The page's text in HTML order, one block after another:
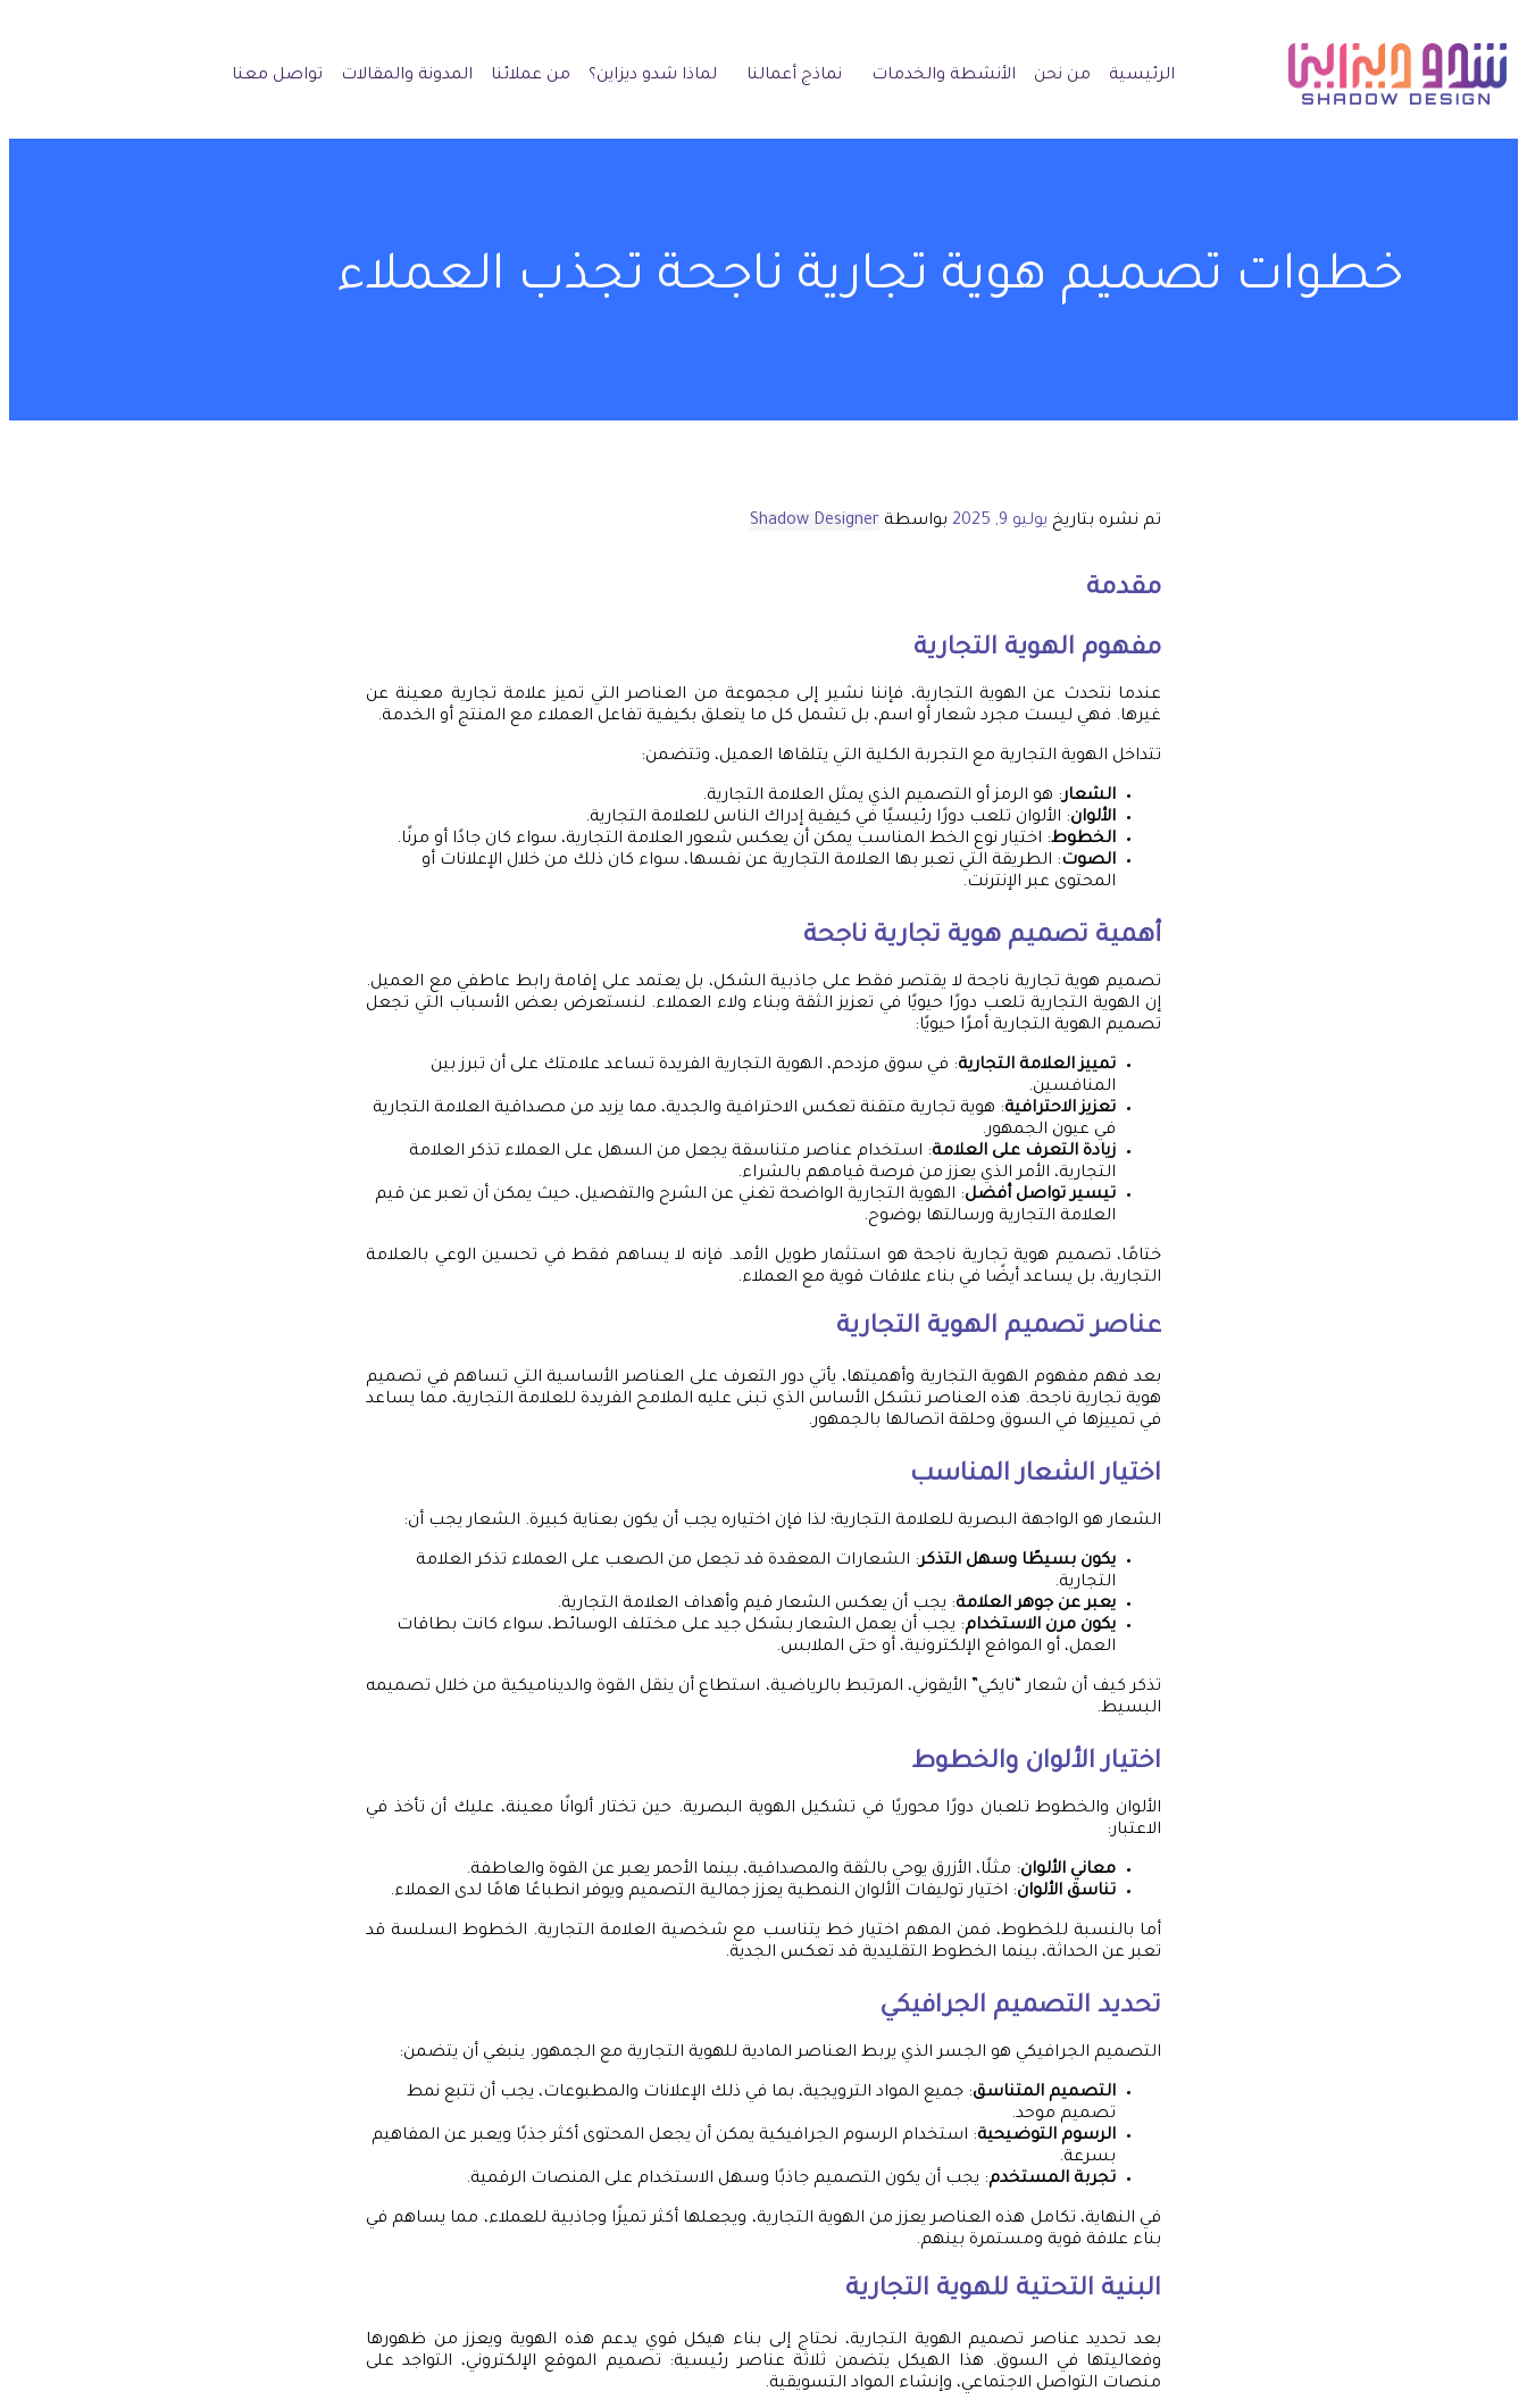
الرئيسية من نحن الأنشطة والخدمات نماذج أعمالنا لماذا شدو ديزاين؟ من عملائنا المدونة والمقالات تواصل معنا
خطوات تصميم هوية تجارية ناجحة تجذب العملاء
تم نشره بتاريخ يوليو 9, 2025 بواسطة Shadow Designer
مقدمة
مفهوم الهوية التجارية
عندما نتحدث عن الهوية التجارية، فإننا نشير إلى مجموعة من العناصر التي تميز علامة تجارية معينة عن
غيرها. فهي ليست مجرد شعار أو اسم، بل تشمل كل ما يتعلق بكيفية تفاعل العملاء مع المنتج أو الخدمة.
تتداخل الهوية التجارية مع التجربة الكلية التي يتلقاها العميل، وتتضمن:
الشعار: هو الرمز أو التصميم الذي يمثل العلامة التجارية.
الألوان: الألوان تلعب دورًا رئيسيًا في كيفية إدراك الناس للعلامة التجارية.
الخطوط: اختيار نوع الخط المناسب يمكن أن يعكس شعور العلامة التجارية، سواء كان جادًا أو مرنًا.
الصوت: الطريقة التي تعبر بها العلامة التجارية عن نفسها، سواء كان ذلك من خلال الإعلانات أو
المحتوى عبر الإنترنت.
أهمية تصميم هوية تجارية ناجحة
تصميم هوية تجارية ناجحة لا يقتصر فقط على جاذبية الشكل، بل يعتمد على إقامة رابط عاطفي مع العميل.
إن الهوية التجارية تلعب دورًا حيويًا في تعزيز الثقة وبناء ولاء العملاء. لنستعرض بعض الأسباب التي تجعل
تصميم الهوية التجارية أمرًا حيويًا:
تمييز العلامة التجارية: في سوق مزدحم، الهوية التجارية الفريدة تساعد علامتك على أن تبرز بين
المنافسين.
تعزيز الاحترافية: هوية تجارية متقنة تعكس الاحترافية والجدية، مما يزيد من مصداقية العلامة التجارية
في عيون الجمهور.
زيادة التعرف على العلامة: استخدام عناصر متناسقة يجعل من السهل على العملاء تذكر العلامة
التجارية، الأمر الذي يعزز من فرصة قيامهم بالشراء.
تيسير تواصل أفضل: الهوية التجارية الواضحة تغني عن الشرح والتفصيل، حيث يمكن أن تعبر عن قيم
العلامة التجارية ورسالتها بوضوح.
ختامًا، تصميم هوية تجارية ناجحة هو استثمار طويل الأمد. فإنه لا يساهم فقط في تحسين الوعي بالعلامة
التجارية، بل يساعد أيضًا في بناء علاقات قوية مع العملاء.
عناصر تصميم الهوية التجارية
بعد فهم مفهوم الهوية التجارية وأهميتها، يأتي دور التعرف على العناصر الأساسية التي تساهم في تصميم
هوية تجارية ناجحة. هذه العناصر تشكل الأساس الذي تبنى عليه الملامح الفريدة للعلامة التجارية، مما يساعد
في تمييزها في السوق وحلقة اتصالها بالجمهور.
اختيار الشعار المناسب
الشعار هو الواجهة البصرية للعلامة التجارية؛ لذا فإن اختياره يجب أن يكون بعناية كبيرة. الشعار يجب أن:
يكون بسيطًا وسهل التذكر: الشعارات المعقدة قد تجعل من الصعب على العملاء تذكر العلامة
التجارية.
يعبر عن جوهر العلامة: يجب أن يعكس الشعار قيم وأهداف العلامة التجارية.
يكون مرن الاستخدام: يجب أن يعمل الشعار بشكل جيد على مختلف الوسائط، سواء كانت بطاقات
العمل، أو المواقع الإلكترونية، أو حتى الملابس.
تذكر كيف أن شعار “نايكي” الأيقوني، المرتبط بالرياضية، استطاع أن ينقل القوة والديناميكية من خلال تصميمه
البسيط.
اختيار الألوان والخطوط
الألوان والخطوط تلعبان دورًا محوريًا في تشكيل الهوية البصرية. حين تختار ألوانًا معينة، عليك أن تأخذ في
الاعتبار:
معاني الألوان: مثلًا، الأزرق يوحي بالثقة والمصداقية، بينما الأحمر يعبر عن القوة والعاطفة.
تناسق الألوان: اختيار توليفات الألوان النمطية يعزز جمالية التصميم ويوفر انطباعًا هامًا لدى العملاء.
أما بالنسبة للخطوط، فمن المهم اختيار خط يتناسب مع شخصية العلامة التجارية. الخطوط السلسة قد
تعبر عن الحداثة، بينما الخطوط التقليدية قد تعكس الجدية.
تحديد التصميم الجرافيكي
التصميم الجرافيكي هو الجسر الذي يربط العناصر المادية للهوية التجارية مع الجمهور. ينبغي أن يتضمن:
التصميم المتناسق: جميع المواد الترويجية، بما في ذلك الإعلانات والمطبوعات، يجب أن تتبع نمط
تصميم موحد.
الرسوم التوضيحية: استخدام الرسوم الجرافيكية يمكن أن يجعل المحتوى أكثر جذبًا ويعبر عن المفاهيم
بسرعة.
تجربة المستخدم: يجب أن يكون التصميم جاذبًا وسهل الاستخدام على المنصات الرقمية.
في النهاية، تكامل هذه العناصر يعزز من الهوية التجارية، ويجعلها أكثر تميزًا وجاذبية للعملاء، مما يساهم في
بناء علاقة قوية ومستمرة بينهم.
البنية التحتية للهوية التجارية
بعد تحديد عناصر تصميم الهوية التجارية، نحتاج إلى بناء هيكل قوي يدعم هذه الهوية ويعزز من ظهورها
وفعاليتها في السوق. هذا الهيكل يتضمن ثلاثة عناصر رئيسية: تصميم الموقع الإلكتروني، التواجد على
منصات التواصل الاجتماعي، وإنشاء المواد التسويقية.